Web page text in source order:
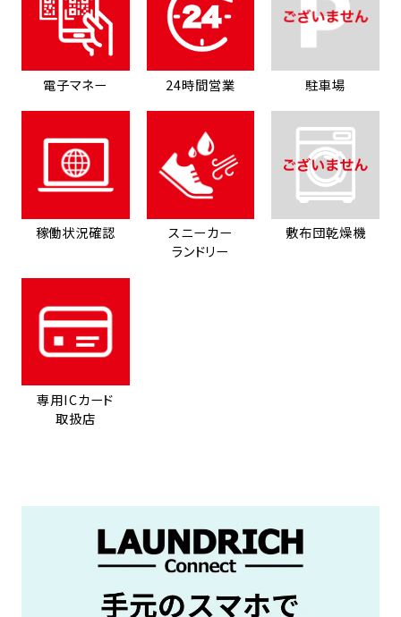
電子マネー 24時間営業 駐車場
稼働状況確認
スニーカー
ランドリー
敷布団乾燥機
専用ICカード
取扱店